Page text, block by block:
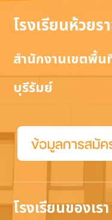
โรงเรียนห้วย
สำนักงานเขตพื้
บุรีรัมย์
โรงเรียนของเรา